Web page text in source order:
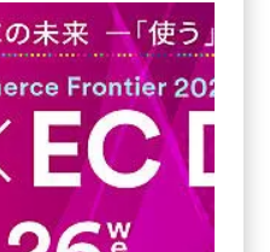
拡大、LTV改善を実現するため、新
actionlink（アクションリンク）」を